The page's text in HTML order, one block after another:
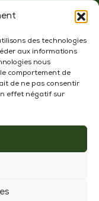
des technologies
aux informations
nous
comportement de
de ne pas consentir
effet négatif sur
Politique de